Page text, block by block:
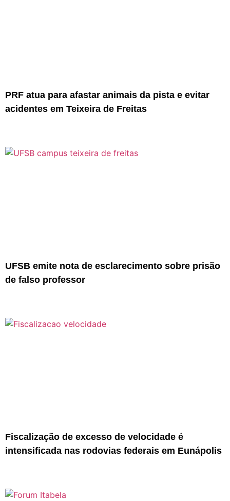
PRF atua para afastar animais da pista e evitar
acidentes em Teixeira de Freitas
UFSB emite nota de esclarecimento sobre prisão
de falso professor
Fiscalização de excesso de velocidade é
intensificada nas rodovias federais em Eunápolis